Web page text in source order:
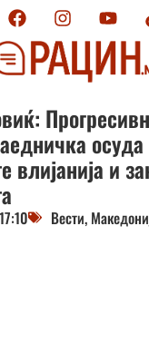
влијанија и
17:10 Вести,